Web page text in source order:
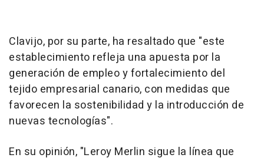
Clavijo, por su parte, ha resaltado que "este
establecimiento refleja una apuesta por la
generación de empleo y fortalecimiento del
tejido empresarial canario, con medidas que
favorecen la sostenibilidad y la introducción de
nuevas tecnologías".
En su opinión, "Leroy Merlin sigue la línea que